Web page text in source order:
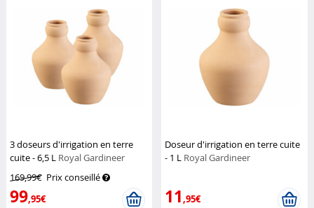
3 doseurs d'irrigation en terre
cuite - 6,5 L Royal Gardineer
169,99€ Prix conseillé
99,95€
Doseur d'irrigation en terre cuite
- 1 L Royal Gardineer
11,95€